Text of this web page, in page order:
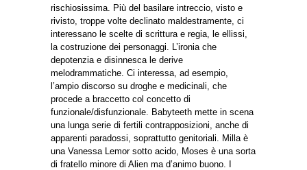
rischiosissima. Più del basilare intreccio, visto e
rivisto, troppe volte declinato maldestramente, ci
interessano le scelte di scrittura e regia, le ellissi,
la costruzione dei personaggi. L’ironia che
depotenzia e disinnesca le derive
melodrammatiche. Ci interessa, ad esempio,
l’ampio discorso su droghe e medicinali, che
procede a braccetto col concetto di
funzionale/disfunzionale. Babyteeth mette in scena
una lunga serie di fertili contrapposizioni, anche di
apparenti paradossi, soprattutto genitoriali. Milla è
una Vanessa Lemor sotto acido, Moses è una sorta
di fratello minore di Alien ma d’animo buono. I